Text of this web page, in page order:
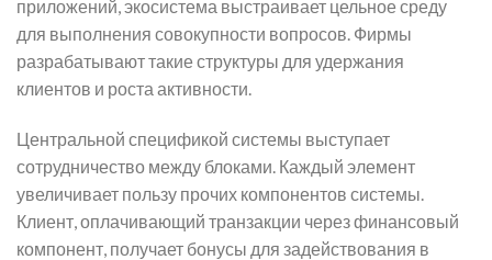
приложений, экосистема выстраивает цельное среду
для выполнения совокупности вопросов. Фирмы
разрабатывают такие структуры для удержания
клиентов и роста активности.
Центральной спецификой системы выступает
сотрудничество между блоками. Каждый элемент
увеличивает пользу прочих компонентов системы.
Клиент, оплачивающий транзакции через финансовый
компонент, получает бонусы для задействования в